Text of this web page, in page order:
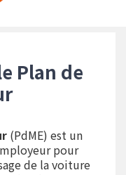
Plan de
(PdME) est un
pour
de la voiture